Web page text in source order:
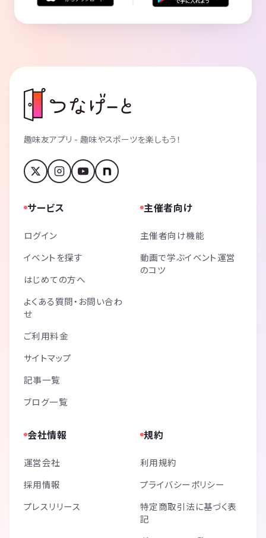
趣味友アプリ - 趣味やスポーツを楽しもう！
サービス
ログイン
イベントを探す
はじめての方へ
よくある質問・お問い合わ
せ
ご利用料金
サイトマップ
記事一覧
ブログ一覧
主催者向け
主催者向け機能
動画で学ぶイベント運営
のコツ
会社情報
運営会社
採用情報
プレスリリース
規約
利用規約
プライバシーポリシー
特定商取引法に基づく表
記